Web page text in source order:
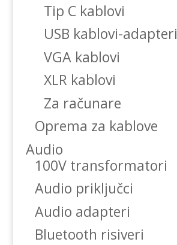
Tip C kablovi
USB kablovi-adapteri
VGA kablovi
XLR kablovi
Za računare
Oprema za kablove
Audio
100V transformatori
Audio priključci
Audio adapteri
Bluetooth risiveri